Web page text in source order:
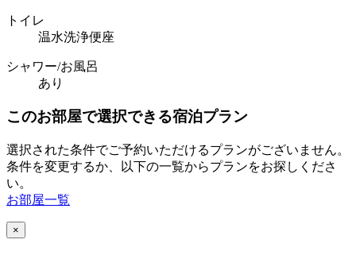
トイレ
温水洗浄便座
シャワー/お風呂
あり
このお部屋で選択できる宿泊プラン
選択された条件でご予約いただけるプランがございません。
条件を変更するか、以下の一覧からプランをお探しくださ
い。
お部屋一覧
×